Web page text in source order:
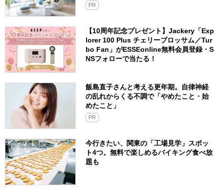
PR
【10周年記念プレゼント】Jackery「Exp
lorer 100 Plus チェリーブロッサム／Tur
bo Fan」がESSEonline無料会員登録・S
NSフォローで当たる！
飯島直子さんと考える更年期。自律神経
の乱れからくる不調で「やめたこと・始
めたこと」
PR
今行きたい、関東の「工場見学」スポッ
ト4つ。無料で楽しめるバイキング食べ放
題も